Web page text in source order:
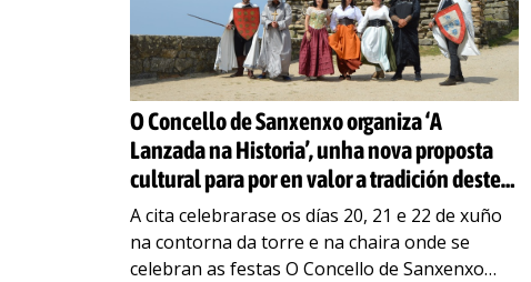
O Concello de Sanxenxo organiza ‘A
Lanzada na Historia’, unha nova proposta
cultural para por en valor a tradición deste
enclave
A cita celebrarase os días 20, 21 e 22 de xuño
na contorna da torre e na chaira onde se
celebran as festas O Concello de Sanxenxo